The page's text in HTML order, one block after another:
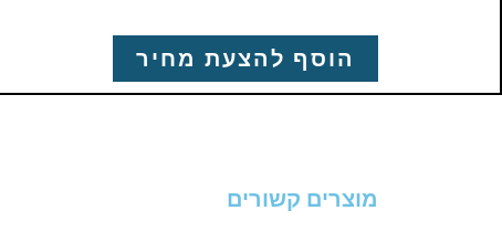
הוסף להצעת מחיר
מוצרים קשורים